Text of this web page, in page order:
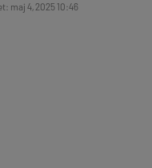
maj 4, 2025 10:46